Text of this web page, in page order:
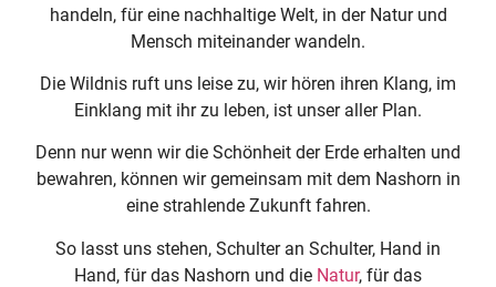
handeln, für eine nachhaltige Welt, in der Natur und
Mensch miteinander wandeln.
Die Wildnis ruft uns leise zu, wir hören ihren Klang, im
Einklang mit ihr zu leben, ist unser aller Plan.
Denn nur wenn wir die Schönheit der Erde erhalten und
bewahren, können wir gemeinsam mit dem Nashorn in
eine strahlende Zukunft fahren.
So lasst uns stehen, Schulter an Schulter, Hand in
Hand, für das Nashorn und die Natur, für das